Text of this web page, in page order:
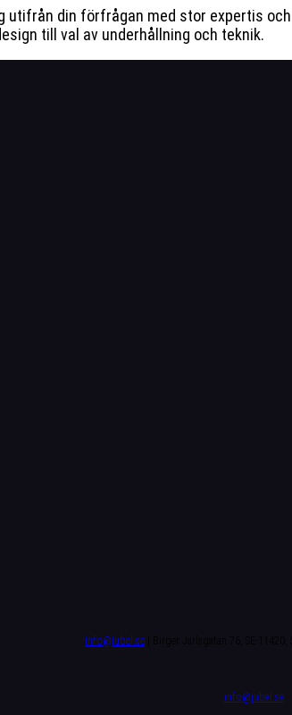
utifrån din förfrågan med stor expertis
till val av underhållning och teknik.
info@jubel.se
info@jubel.se